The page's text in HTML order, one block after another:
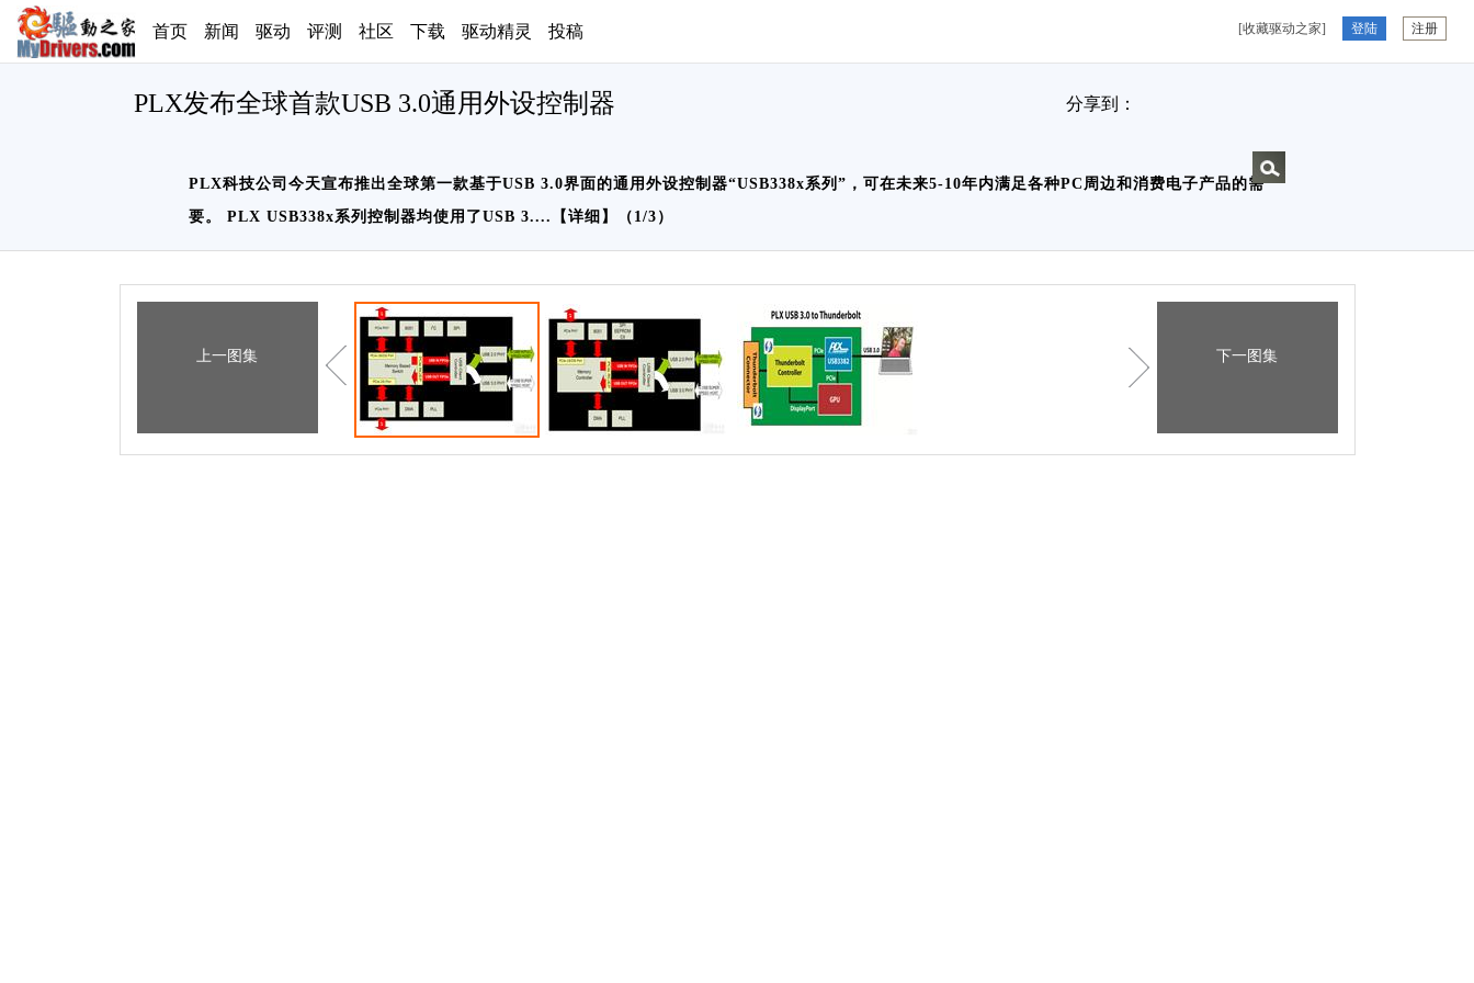
首页 新闻 驱动 评测 社区 下载 驱动精灵 投稿 [收藏驱动之家] 登陆 注册
PLX发布全球首款USB 3.0通用外设控制器 分享到：
PLX科技公司今天宣布推出全球第一款基于USB 3.0界面的通用外设控制器“USB338x系列”，可在未来5-10年内满足各种PC周边和消费电子产品的需
要。 PLX USB338x系列控制器均使用了USB 3....【 详细 】（1/3）
上一图集 下一图集